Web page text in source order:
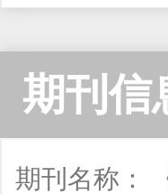
期刊信
期刊名称：